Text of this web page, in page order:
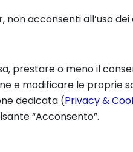
innovative
. Il
e cariche
ad alto valore
e design,
acconsenti all’uso dei
prestare o meno il
e modificare le proprie
dedicata (Privacy &
“Acconsento”.